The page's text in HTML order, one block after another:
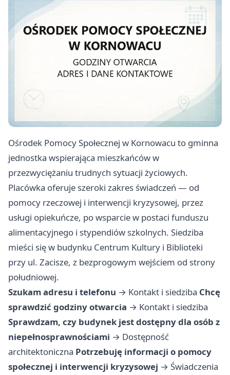
Ośrodek Pomocy Społecznej w Kornowacu to gminna
jednostka wspierająca mieszkańców w
przezwyciężaniu trudnych sytuacji życiowych.
Placówka oferuje szeroki zakres świadczeń — od
pomocy rzeczowej i interwencji kryzysowej, przez
usługi opiekuńcze, po wsparcie w postaci funduszu
alimentacyjnego i stypendiów szkolnych. Siedziba
mieści się w budynku Centrum Kultury i Biblioteki
przy ul. Zacisze, z bezprogowym wejściem od strony
południowej.
Szukam adresu i telefonu → Kontakt i siedziba Chcę
sprawdzić godziny otwarcia → Kontakt i siedziba
Sprawdzam, czy budynek jest dostępny dla osób z
niepełnosprawnościami → Dostępność
architektoniczna Potrzebuję informacji o pomocy
społecznej i interwencji kryzysowej → Świadczenia